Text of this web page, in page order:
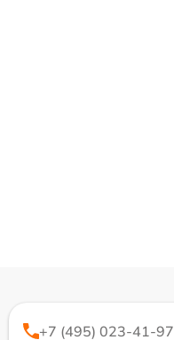
+7 (495) 023-41-97